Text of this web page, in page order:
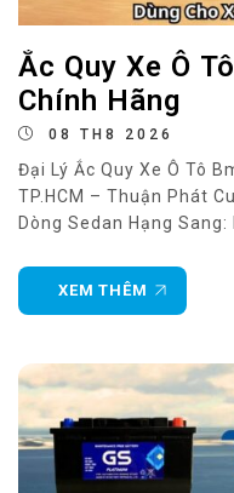
Ắc Quy Xe Ô
Chính Hãng
08 TH8 2026
Đại Lý Ắc Quy Xe Ô Tô
TP.HCM – Thuận Phát
Dòng Sedan Hạng
khúc sedan hạng sang.
XEM THÊM